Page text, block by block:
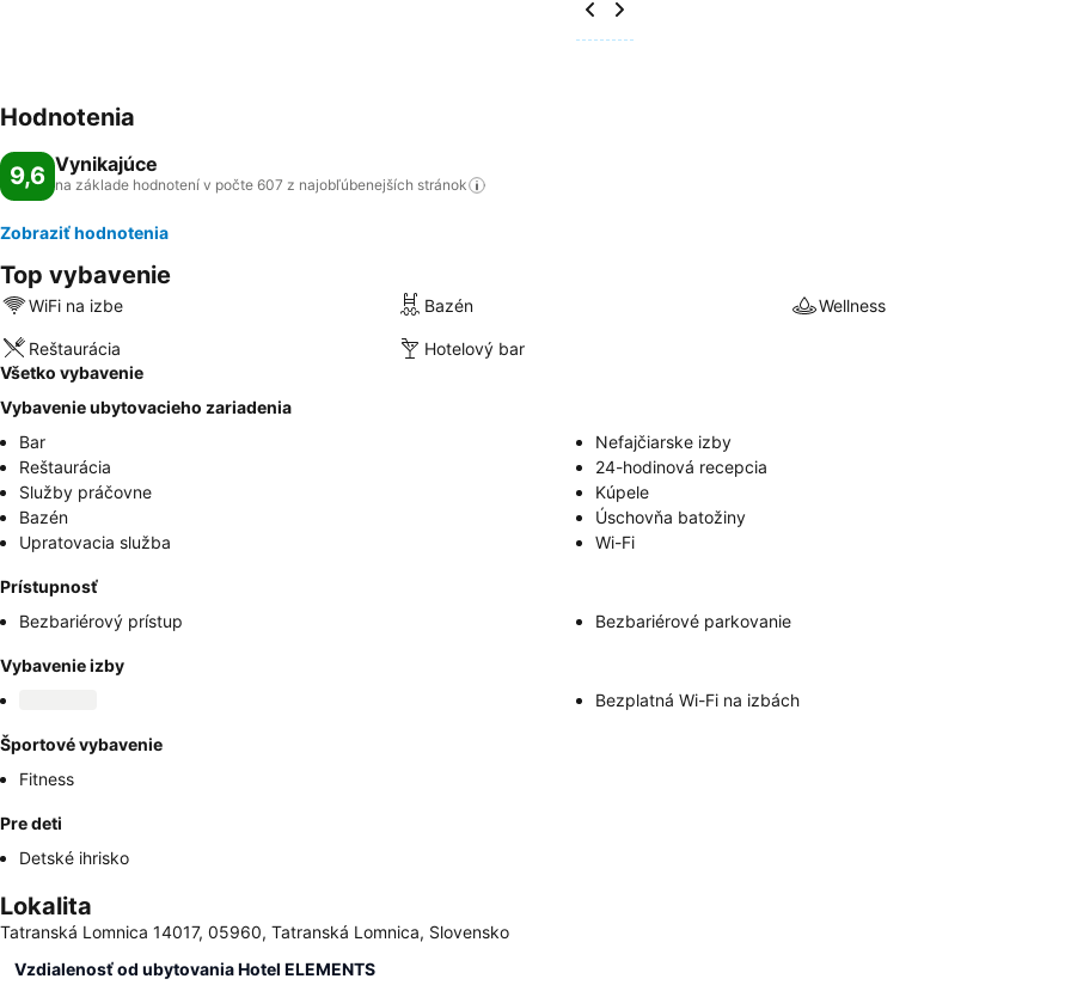
Hodnotenia
9,6 Vynikajúce
na základe hodnotení v počte 607 z najobľúbenejších stránok
Zobraziť hodnotenia
Top vybavenie
WiFi na izbe Bazén Wellness
Reštaurácia
Hotelový bar
Všetko vybavenie
Vybavenie ubytovacieho zariadenia
Bar
Nefajčiarske izby
Reštaurácia
24-hodinová recepcia
Služby práčovne
Kúpele
Bazén
Úschovňa batožiny
Upratovacia služba
Wi-Fi
Prístupnosť
Bezbariérový prístup
Bezbariérové parkovanie
Vybavenie izby
Bezplatná Wi-Fi na izbách
Športové vybavenie
Fitness
Pre deti
Detské ihrisko
Lokalita
Tatranská Lomnica 14017, 05960, Tatranská Lomnica, Slovensko
Vzdialenosť od ubytovania Hotel ELEMENTS